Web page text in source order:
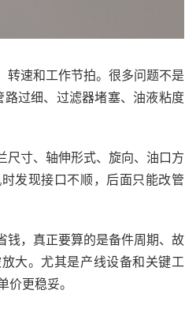
转速和工作节拍。很多问题不是
过细、过滤器堵塞、油液粘度
尺寸、轴伸形式、旋向、油口方
发现接口不顺，后面只能改管
钱，真正要算的是备件周期、故
大。尤其是产线设备和关键工
价更稳妥。